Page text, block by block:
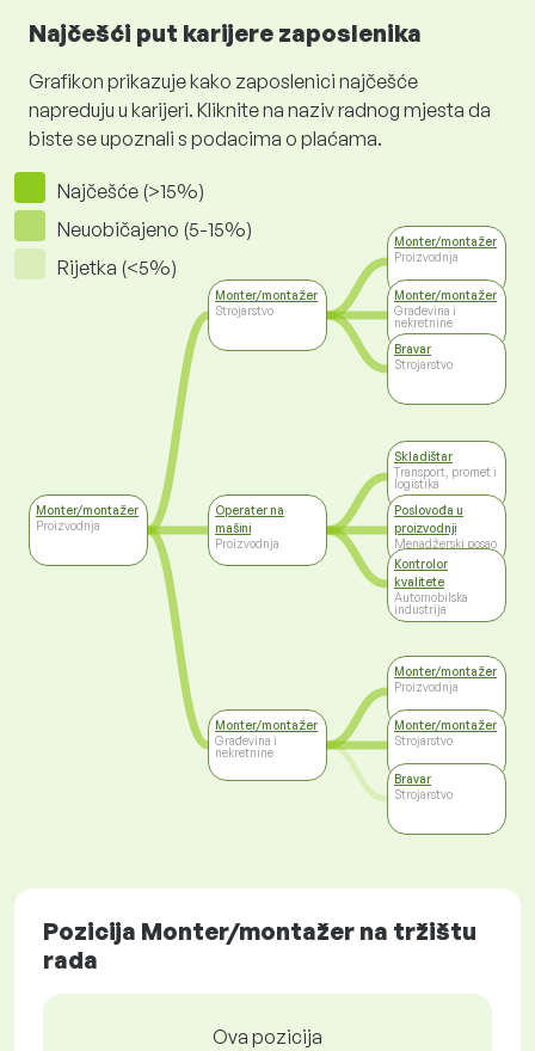
Najčešći put karijere zaposlenika
Grafikon prikazuje kako zaposlenici najčešće
napreduju u karijeri. Kliknite na naziv radnog mjesta da
biste se upoznali s podacima o plaćama.
Najčešće (>15%)
Neuobičajeno (5-15%)
Rijetka (<5%)
Monter/montažer
Proizvodnja
Monter/montažer
Strojarstvo
Operater na
mašini
Proizvodnja
Monter/montažer
Građevina i
nekretnine
Monter/montažer
Proizvodnja
Monter/montažer
Građevina i
nekretnine
Bravar
Strojarstvo
Skladištar
Transport, promet i
logistika
Poslovođa u
proizvodnji
Menadžerski posao
Kontrolor
kvalitete
Automobilska
industrija
Monter/montažer
Proizvodnja
Monter/montažer
Strojarstvo
Bravar
Strojarstvo
Pozicija Monter/montažer na tržištu
rada
Ova pozicija